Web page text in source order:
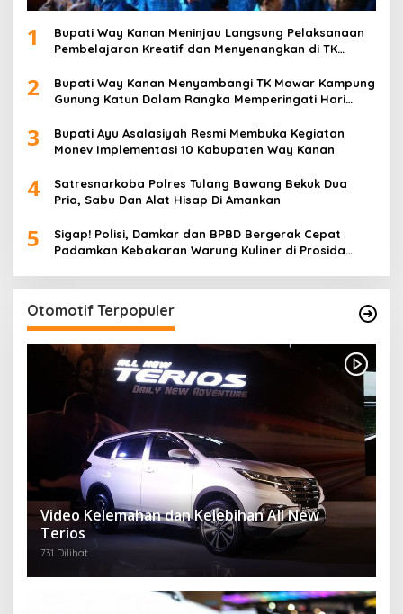
1
Bupati Way Kanan Meninjau Langsung Pelaksanaan
Pembelajaran Kreatif dan Menyenangkan di TK
2
Bupati Way Kanan Menyambangi TK Mawar Kampung
Gunung Katun Dalam Rangka Memperingati Hari
3
Bupati Ayu Asalasiyah Resmi Membuka Kegiatan
Monev Implementasi 10 Kabupaten Way Kanan
4
Satresnarkoba Polres Tulang Bawang Bekuk Dua
Pria, Sabu Dan Alat Hisap Di Amankan
5
Sigap! Polisi, Damkar dan BPBD Bergerak Cepat
Padamkan Kebakaran Warung Kuliner di Prosida
Otomotif Terpopuler
Video Kelemahan dan Kelebihan All New
Terios
731 Dilihat